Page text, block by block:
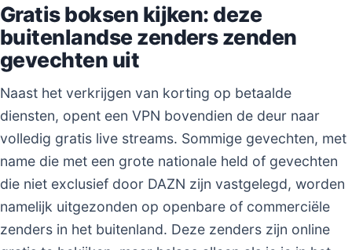
Gratis boksen kijken: deze
buitenlandse zenders zenden
gevechten uit
Naast het verkrijgen van korting op betaalde
diensten, opent een VPN bovendien de deur naar
volledig gratis live streams. Sommige gevechten, met
name die met een grote nationale held of gevechten
die niet exclusief door DAZN zijn vastgelegd, worden
namelijk uitgezonden op openbare of commerciële
zenders in het buitenland. Deze zenders zijn online